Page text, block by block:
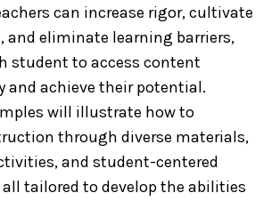
can increase rigor, cultivate
and eliminate learning barriers,
student to access content
and achieve their potential.
will illustrate how to
through diverse materials,
and student-centered
tailored to develop the abilities